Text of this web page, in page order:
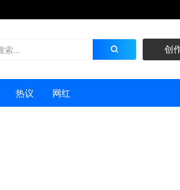
创
热议 网红